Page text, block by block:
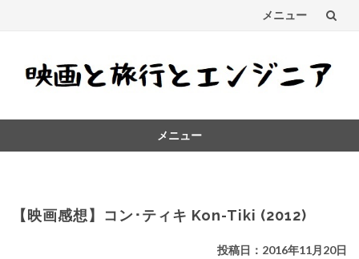
メニュー
メニュー
【映画感想】コン･ティキ Kon-Tiki (2012)
投稿日：2016年11月20日